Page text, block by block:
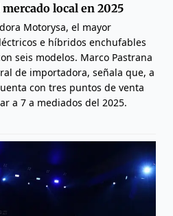
local en 2025
Motorysa, el mayor
e híbridos enchufables
seis modelos. Marco Pastrana
de importadora, señala que, a
con tres puntos de venta
a 7 a mediados del 2025.